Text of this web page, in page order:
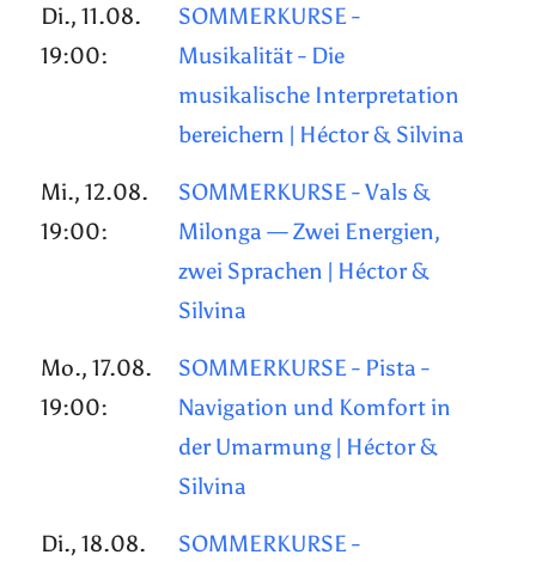
Di., 11.08.
19:00:
SOMMERKURSE -
Musikalität - Die
musikalische Interpretation
bereichern | Héctor & Silvina
Mi., 12.08.
19:00:
SOMMERKURSE - Vals &
Milonga — Zwei Energien,
zwei Sprachen | Héctor &
Silvina
Mo., 17.08.
19:00:
SOMMERKURSE - Pista -
Navigation und Komfort in
der Umarmung | Héctor &
Silvina
Di., 18.08.
SOMMERKURSE -